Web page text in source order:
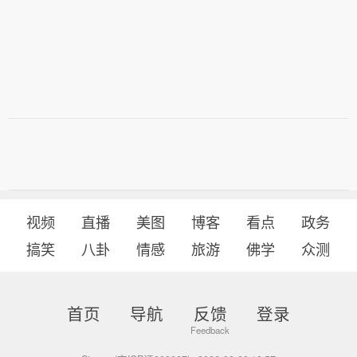
视频 直播 美图 博客 看点
政务
搞笑
八卦 情感 旅游 佛学 众测
首页 导航 反馈 登录